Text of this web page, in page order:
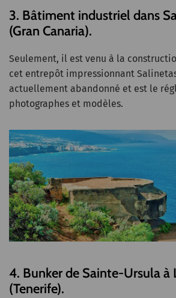
3. Bâtiment industriel dans
(Gran Canaria).
Seulement, il est venu à la
cet entrepôt impressionnant
actuellement abandonné et est le
photographes et modèles.
4. Bunker de Sainte-Ursula à
(Tenerife).